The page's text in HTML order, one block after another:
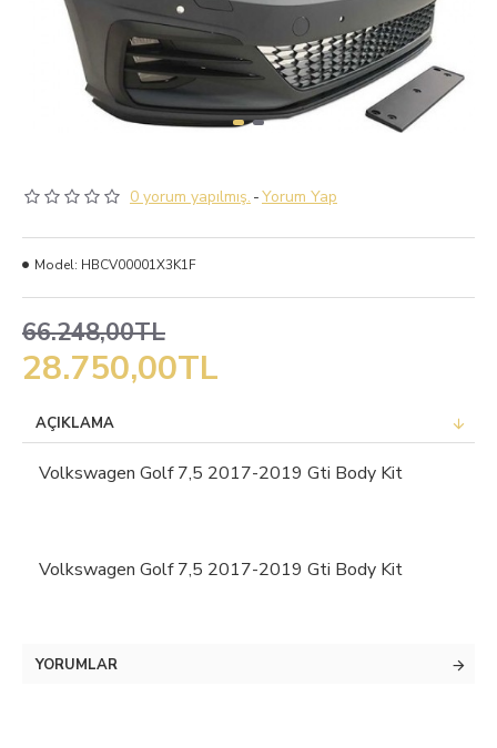
0 yorum yapılmış. -Yorum Yap
28.750,00TL
66.248,00TL
Model: HBCV00001X3K1F
AÇIKLAMA
Volkswagen Golf 7,5 2017-2019 Gti Body Kit
Volkswagen Golf 7,5 2017-2019 Gti Body Kit
YORUMLAR